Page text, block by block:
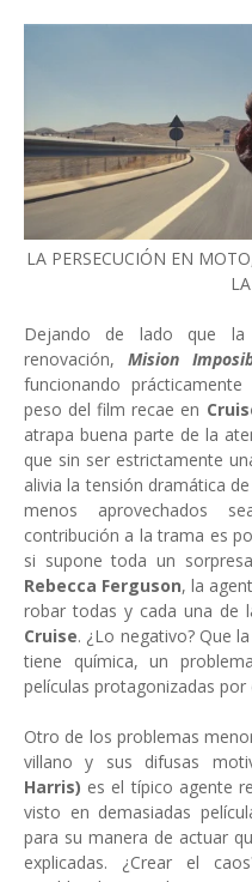
LA PERSECUCIÓN EN
Dejando de lado que la
renovación,Mision
funcionando
peso del film recae en
atrapa buena parte de la
que sin ser estrictamente
alivia la tensión dramática
menos aprovechados
contribución a la trama es
si supone toda un
Rebecca Ferguson, la
robar todas y cada una de
Cruise. ¿Lo negativo? Que
tiene química, un
películas protagonizadas
Otro de los problemas
villano y sus difusas
Harris) es el típico agente
visto en demasiadas
para su manera de actuar
explicadas. ¿Crear el